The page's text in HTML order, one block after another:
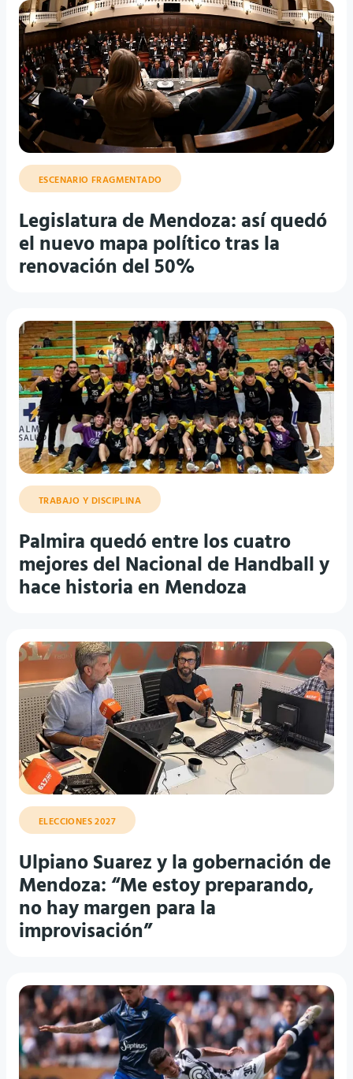
ESCENARIO FRAGMENTADO
Legislatura de Mendoza: así quedó
el nuevo mapa político tras la
renovación del 50%
TRABAJO Y DISCIPLINA
Palmira quedó entre los cuatro
mejores del Nacional de Handball y
hace historia en Mendoza
ELECCIONES 2027
Ulpiano Suarez y la gobernación de
Mendoza: “Me estoy preparando,
no hay margen para la
improvisación”